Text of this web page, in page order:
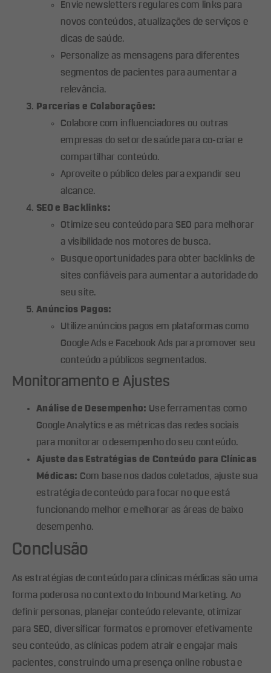
Envie newsletters regulares com links para
novos conteúdos, atualizações de serviços e
dicas de saúde.
Personalize as mensagens para diferentes
segmentos de pacientes para aumentar a
relevância.
Parcerias e Colaborações:
Colabore com influenciadores ou outras
empresas do setor de saúde para co-criar e
compartilhar conteúdo.
Aproveite o público deles para expandir seu
alcance.
SEO e Backlinks:
Otimize seu conteúdo para SEO para melhorar
a visibilidade nos motores de busca.
Busque oportunidades para obter backlinks de
sites confiáveis para aumentar a autoridade do
seu site.
Anúncios Pagos:
Utilize anúncios pagos em plataformas como
Google Ads e Facebook Ads para promover seu
conteúdo a públicos segmentados.
Monitoramento e Ajustes
Análise de Desempenho: Use ferramentas como
Google Analytics e as métricas das redes sociais
para monitorar o desempenho do seu conteúdo.
Ajuste das Estratégias de Conteúdo para Clínicas
Médicas: Com base nos dados coletados, ajuste sua
estratégia de conteúdo para focar no que está
funcionando melhor e melhorar as áreas de baixo
desempenho.
Conclusão
As estratégias de conteúdo para clínicas médicas são uma
forma poderosa no contexto do Inbound Marketing. Ao
definir personas, planejar conteúdo relevante, otimizar
para SEO, diversificar formatos e promover efetivamente
seu conteúdo, as clínicas podem atrair e engajar mais
pacientes, construindo uma presença online robusta e